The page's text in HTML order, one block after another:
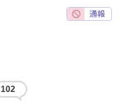
102